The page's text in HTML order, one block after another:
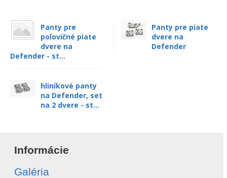
Panty pre
polovičné piate
dvere na
Defender - st...
Panty pre piate
dvere na
Defender
hliníkové panty
na Defender, set
na 2 dvere - st...
Informácie
Galéria